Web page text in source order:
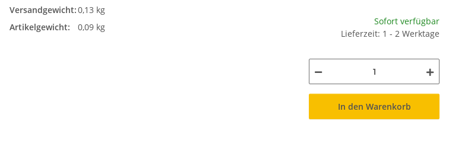
Versandgewicht:0,13 kg
Artikelgewicht:
0,09 kg
Sofort verfügbar
Lieferzeit: 1 - 2 Werktage
In den Warenkorb